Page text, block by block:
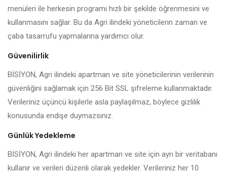
menüleri ile herkesin programı hızlı bir şekilde öğrenmesini ve
kullanmasını sağlar. Bu da Agri ilindeki yöneticilerin zaman ve
çaba tasarrufu yapmalarına yardımcı olur.
Güvenilirlik
BİSİYON, Agri ilindeki apartman ve site yöneticilerinin verilerinin
güvenliğini sağlamak için 256 Bit SSL şifreleme kullanmaktadır.
Verileriniz üçüncü kişilerle asla paylaşılmaz, böylece gizlilik
konusunda endişe duymazsınız.
Günlük Yedekleme
BİSİYON, Agri ilindeki her apartman ve site için ayrı bir veritabanı
kullanır ve verileri düzenli olarak yedekler. Verileriniz her 10